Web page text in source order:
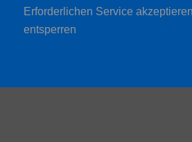
Erforderlichen Service
entsperren